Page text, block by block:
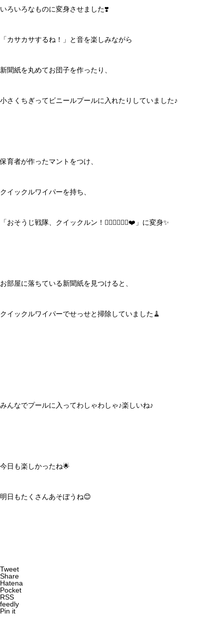
いろいろなものに変身させました❣️
「カサカサするね！」と音を楽しみながら
新聞紙を丸めてお団子を作ったり、
小さくちぎってビニールプールに入れたりしていました♪
保育者が作ったマントをつけ、
クイックルワイパーを持ち、
「おそうじ戦隊、クイックルン！🦸🏻‍♂️🦸🏻‍♀️❤️」に変身✨
お部屋に落ちている新聞紙を見つけると、
クイックルワイパーでせっせと掃除していました🧹
みんなでプールに入ってわしゃわしゃ♪楽しいね♪
今日も楽しかったね🌟
明日もたくさんあそぼうね😊
Tweet
Share
Hatena
Pocket
RSS
feedly
Pin it